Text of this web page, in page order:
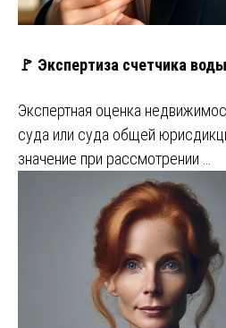
🚩 Экспертиза счетчика воды
Экспертная оценка
суда или суда общей
значение при рассмотрении …